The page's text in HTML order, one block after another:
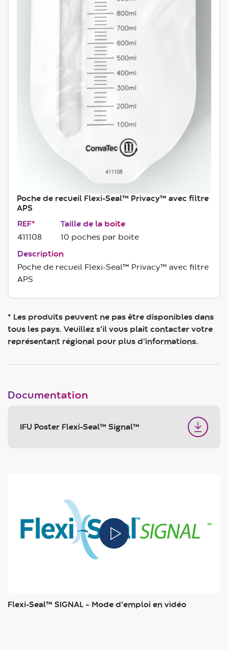
Poche de recueil Flexi-Seal™ Privacy™ avec filtre
APS
REF*
Taille de la boite
411108
10 poches par boite
Description
Poche de recueil Flexi-Seal™ Privacy™ avec filtre
APS
* Les produits peuvent ne pas être disponibles dans
tous les pays. Veuillez s'il vous plait contacter votre
représentant régional pour plus d'informations.
Documentation
IFU Poster Flexi-Seal™ Signal™
Flexi-Seal™ SIGNAL – Mode d'emploi en vidéo